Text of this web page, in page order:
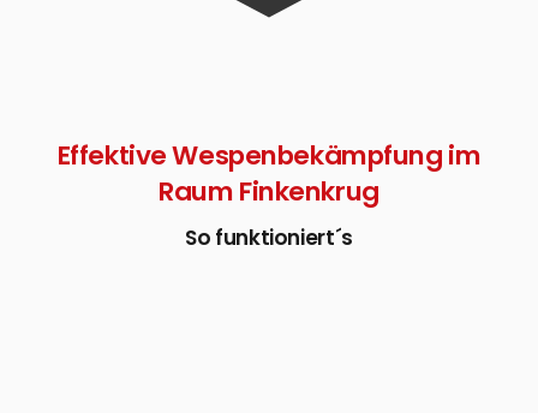
Effektive Wespenbekämpfung im
Raum Finkenkrug
So funktioniert´s